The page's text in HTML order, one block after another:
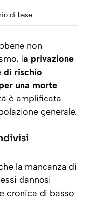
di base
non
la privazione
di rischio
una morte
è amplificata
generale.
la mancanza di
dannosi
cronica di basso